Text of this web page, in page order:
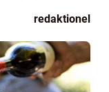
redaktionel